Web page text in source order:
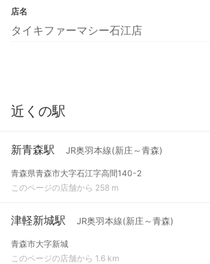
店名
タイキファーマシー石江店
近くの駅
新青森駅 JR奥羽本線(新庄～青森)
青森県青森市大字石江字高間140-2
このページの店舗から 258 m
津軽新城駅 JR奥羽本線(新庄～青森)
青森市大字新城
このページの店舗から 1.6 km